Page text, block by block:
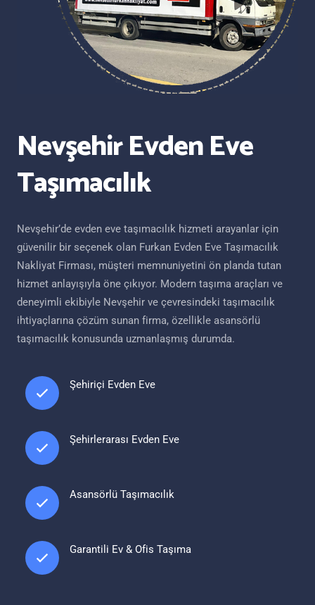
Nevşehir Evden Eve
Taşımacılık
Nevşehir’de evden eve taşımacılık hizmeti arayanlar için
güvenilir bir seçenek olan Furkan Evden Eve Taşımacılık
Nakliyat Firması, müşteri memnuniyetini ön planda tutan
hizmet anlayışıyla öne çıkıyor. Modern taşıma araçları ve
deneyimli ekibiyle Nevşehir ve çevresindeki taşımacılık
ihtiyaçlarına çözüm sunan firma, özellikle asansörlü
taşımacılık konusunda uzmanlaşmış durumda.
Şehiriçi Evden Eve
Şehirlerarası Evden Eve
Asansörlü Taşımacılık
Garantili Ev & Ofis Taşıma